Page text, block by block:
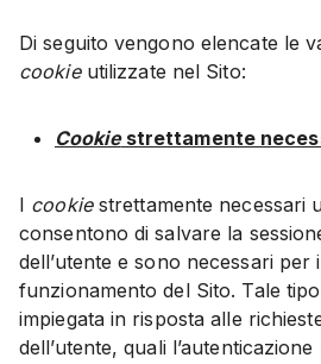
Di seguito vengono elencate le
cookieutilizzate nel Sito:
Cookiestrettamente
I cookiestrettamente necessari
consentono di salvare la
dell’utente e sono necessari per
funzionamento del Sito. Tale
impiegata in risposta alle
dell’utente, quali